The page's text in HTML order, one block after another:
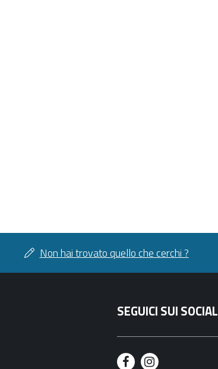
Non hai trovato quello che cerchi ?
SEGUICI SUI SOCIAL